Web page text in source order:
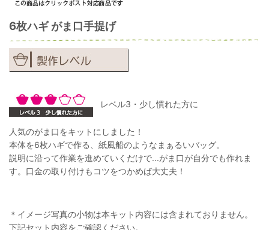
6枚ハギ がま口手提げ
レベル3・少し慣れた方に
人気のがま口をキットにしました！
本体を6枚ハギで作る、紙風船のようなまぁるいバッグ。
説明に沿って作業を進めていくだけで...がま口が自分でも作れま
す。口金の取り付けもコツをつかめば大丈夫！
＊イメージ写真の小物は本キット内容には含まれておりません。
下記セット内容をご確認ください。